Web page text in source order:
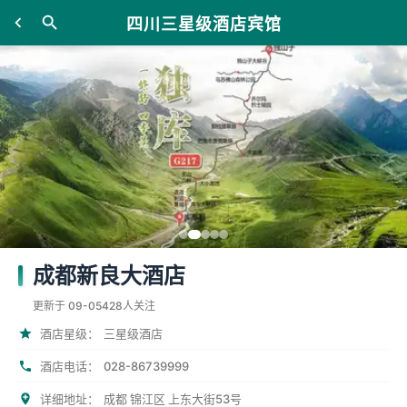
四川三星级酒店宾馆
成都新良大酒店
更新于 09-05428人关注
酒店星级： 三星级酒店
酒店电话： 028-86739999
详细地址： 成都 锦江区 上东大街53号